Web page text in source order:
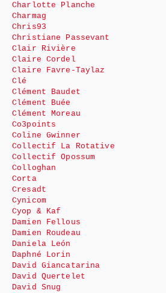
Charlotte Planche
Charmag
Chris93
Christiane Passevant
Clair Rivière
Claire Cordel
Claire Favre-Taylaz
Clé
Clément Baudet
Clément Buée
Clément Moreau
Co3points
Coline Gwinner
Collectif La Rotative
Collectif Opossum
Colloghan
Corta
Cresadt
Cynicom
Cyop & Kaf
Damien Fellous
Damien Roudeau
Daniela León
Daphné Lorin
David Giancatarina
David Quertelet
David Snug